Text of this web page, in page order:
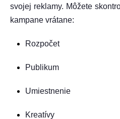
svojej reklamy. Môžete
kampane vrátane:
Rozpočet
Publikum
Umiestnenie
Kreatívy